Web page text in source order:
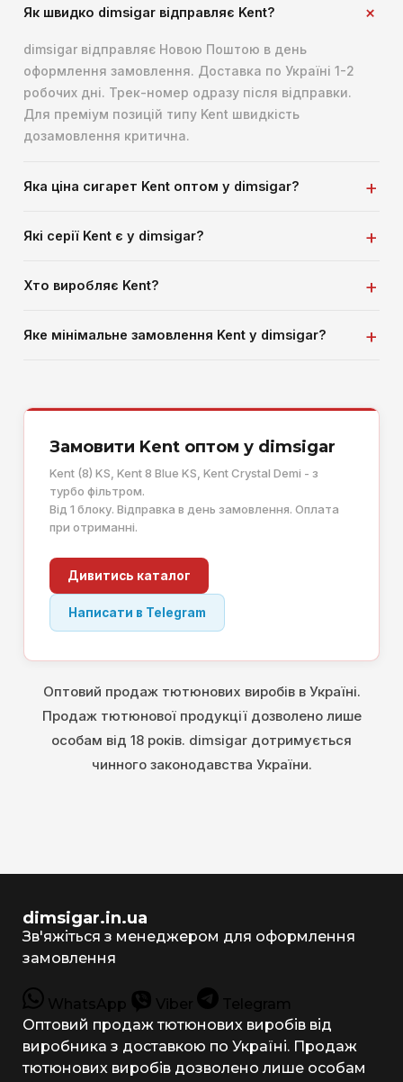
Як швидко dimsigar відправляє Kent?
dimsigar відправляє Новою Поштою в день
оформлення замовлення. Доставка по Україні 1-2
робочих дні. Трек-номер одразу після відправки.
Для преміум позицій типу Kent швидкість
дозамовлення критична.
Яка ціна сигарет Kent оптом у dimsigar?
Які серії Kent є у dimsigar?
Хто виробляє Kent?
Яке мінімальне замовлення Kent у dimsigar?
Замовити Kent оптом у dimsigar
Kent (8) KS, Kent 8 Blue KS, Kent Crystal Demi - з
турбо фільтром.
Від 1 блоку. Відправка в день замовлення. Оплата
при отриманні.
Дивитись каталог
Написати в Telegram
Оптовий продаж тютюнових виробів в Україні.
Продаж тютюнової продукції дозволено лише
особам від 18 років. dimsigar дотримується
чинного законодавства України.
dimsigar.in.ua
Зв'яжіться з менеджером для оформлення
замовлення
WhatsApp Viber
Telegram
Оптовий продаж тютюнових виробів від
виробника з доставкою по Україні. Продаж
тютюнових виробів дозволено лише особам